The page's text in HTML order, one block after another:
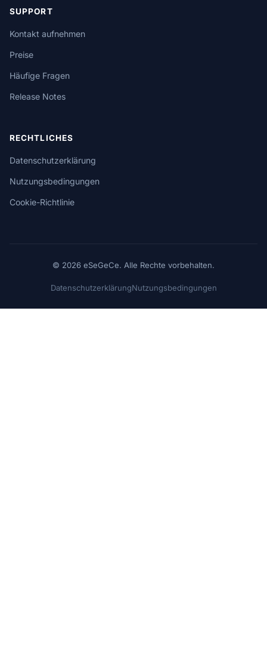
SUPPORT
Kontakt aufnehmen
Preise
Häufige Fragen
Release Notes
RECHTLICHES
Datenschutzerklärung
Nutzungsbedingungen
Cookie-Richtlinie
© 2026 eSeGeCe. Alle Rechte vorbehalten.
DatenschutzerklärungNutzungsbedingungen